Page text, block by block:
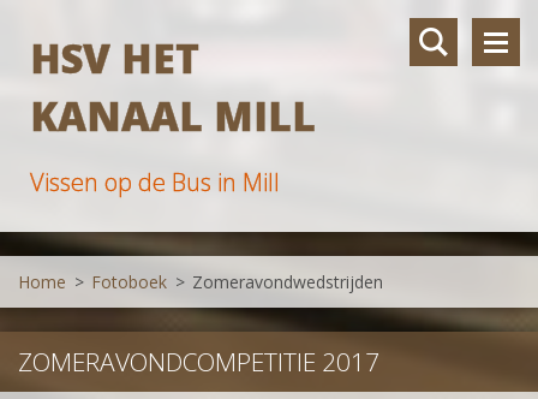
HSV HET
KANAAL MILL
Vissen op de Bus in Mill
Home > Fotoboek > Zomeravondwedstrijden
ZOMERAVONDCOMPETITIE 2017